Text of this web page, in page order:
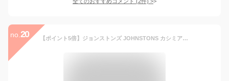
no. 20 【ポイント5倍】ジョンストンズ JOHNSTONS カシミアストール （カシミヤ） OVERSIZED CLASSIC CASHMERE SCARF WA000057 [全9色]【英国】【2021AW】